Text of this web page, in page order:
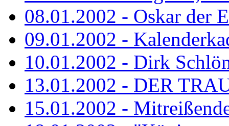
08.01.2002 - Oskar der
09.01.2002 -
10.01.2002 - Dirk
13.01.2002 - DER
15.01.2002 -